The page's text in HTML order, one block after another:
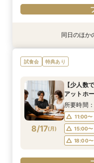
特典あり
8/16(日 )
【少人数
アットホー
8:45〜
13:00〜
18:00〜
8/16(日 )
【フォト
なんでも
8:45〜
13:00〜
18:00〜
特典あり
8/16(日 )
【2件目以
豪華試食つ
8:45〜
13:00〜
18:00〜
特典あり
8/16(日 )
《庭園挙
万など最
貸切邸宅
イナビ限
所要時間
13:00〜
18:00〜
衣装試着 特典あり
8/16(日 )
【初めて
典＆来館7
所要時間
13:00〜
18:00〜
衣装試着 特典あり
8/16(日 )
【40～70
＆会場見
所要時間
13:00〜
18:00〜
同日のほか
試食会 特典あり
8/17(月)
【少人数
アットホ
所要時間
11:00〜
15:00〜
18:00〜